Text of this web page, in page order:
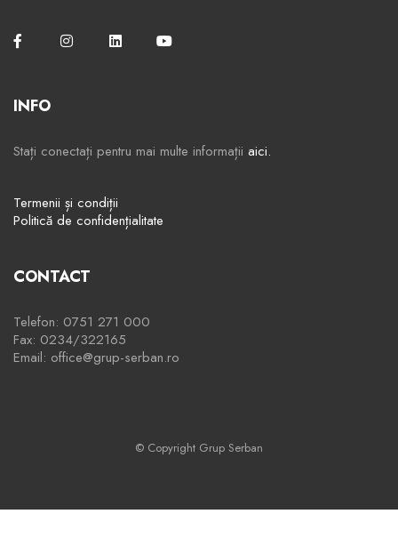
INFO
Stați conectați pentru mai multe informații aici.
Termenii și condiții
Politică de confidențialitate
CONTACT
Telefon: 0751 271 000
Fax: 0234/322165
Email: office@grup-serban.ro
© Copyright Grup Serban